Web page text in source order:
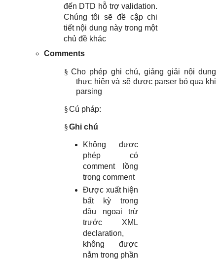
đến DTD hỗ trợ validation.
Chúng tôi sẽ đề cập chi
tiết nội dung này trong một
chủ đề khác
Comments
§ Cho phép ghi chú, giảng giải nội dung
thực hiện và sẽ được parser bỏ qua khi
parsing
§Cú pháp:
§Ghi chú
Không được
phép có
comment lồng
trong comment
Được xuất hiện
bất kỳ trong
đâu ngoại trừ
trước XML
declaration,
không được
nằm trong phần